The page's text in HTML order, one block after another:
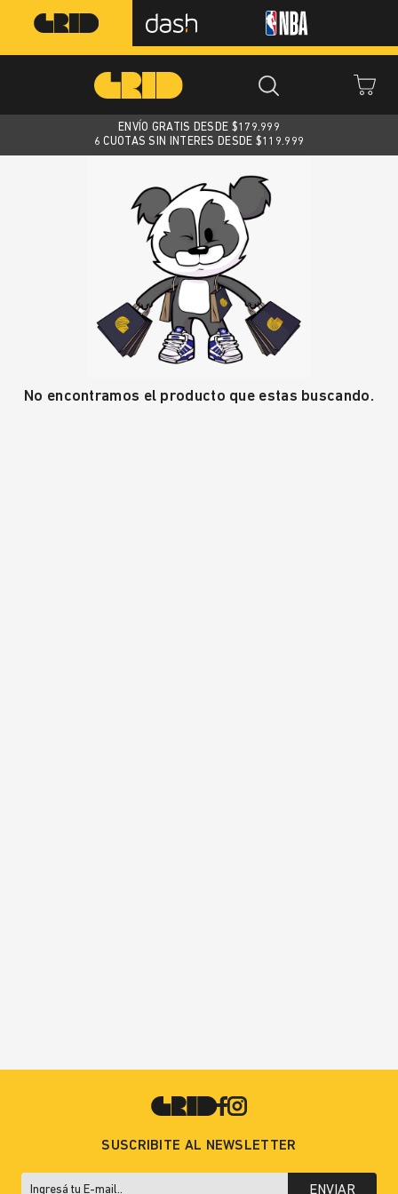
ENVÍO GRATIS DESDE $179.999
6 CUOTAS SIN INTERES DESDE $119.999
No encontramos el producto que estas buscando.
SUSCRIBITE AL NEWSLETTER
ENVIAR